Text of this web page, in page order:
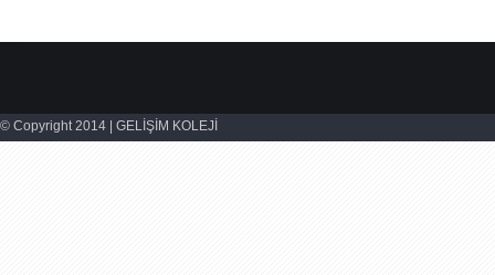
© Copyright 2014 | GELİŞİM KOLEJİ